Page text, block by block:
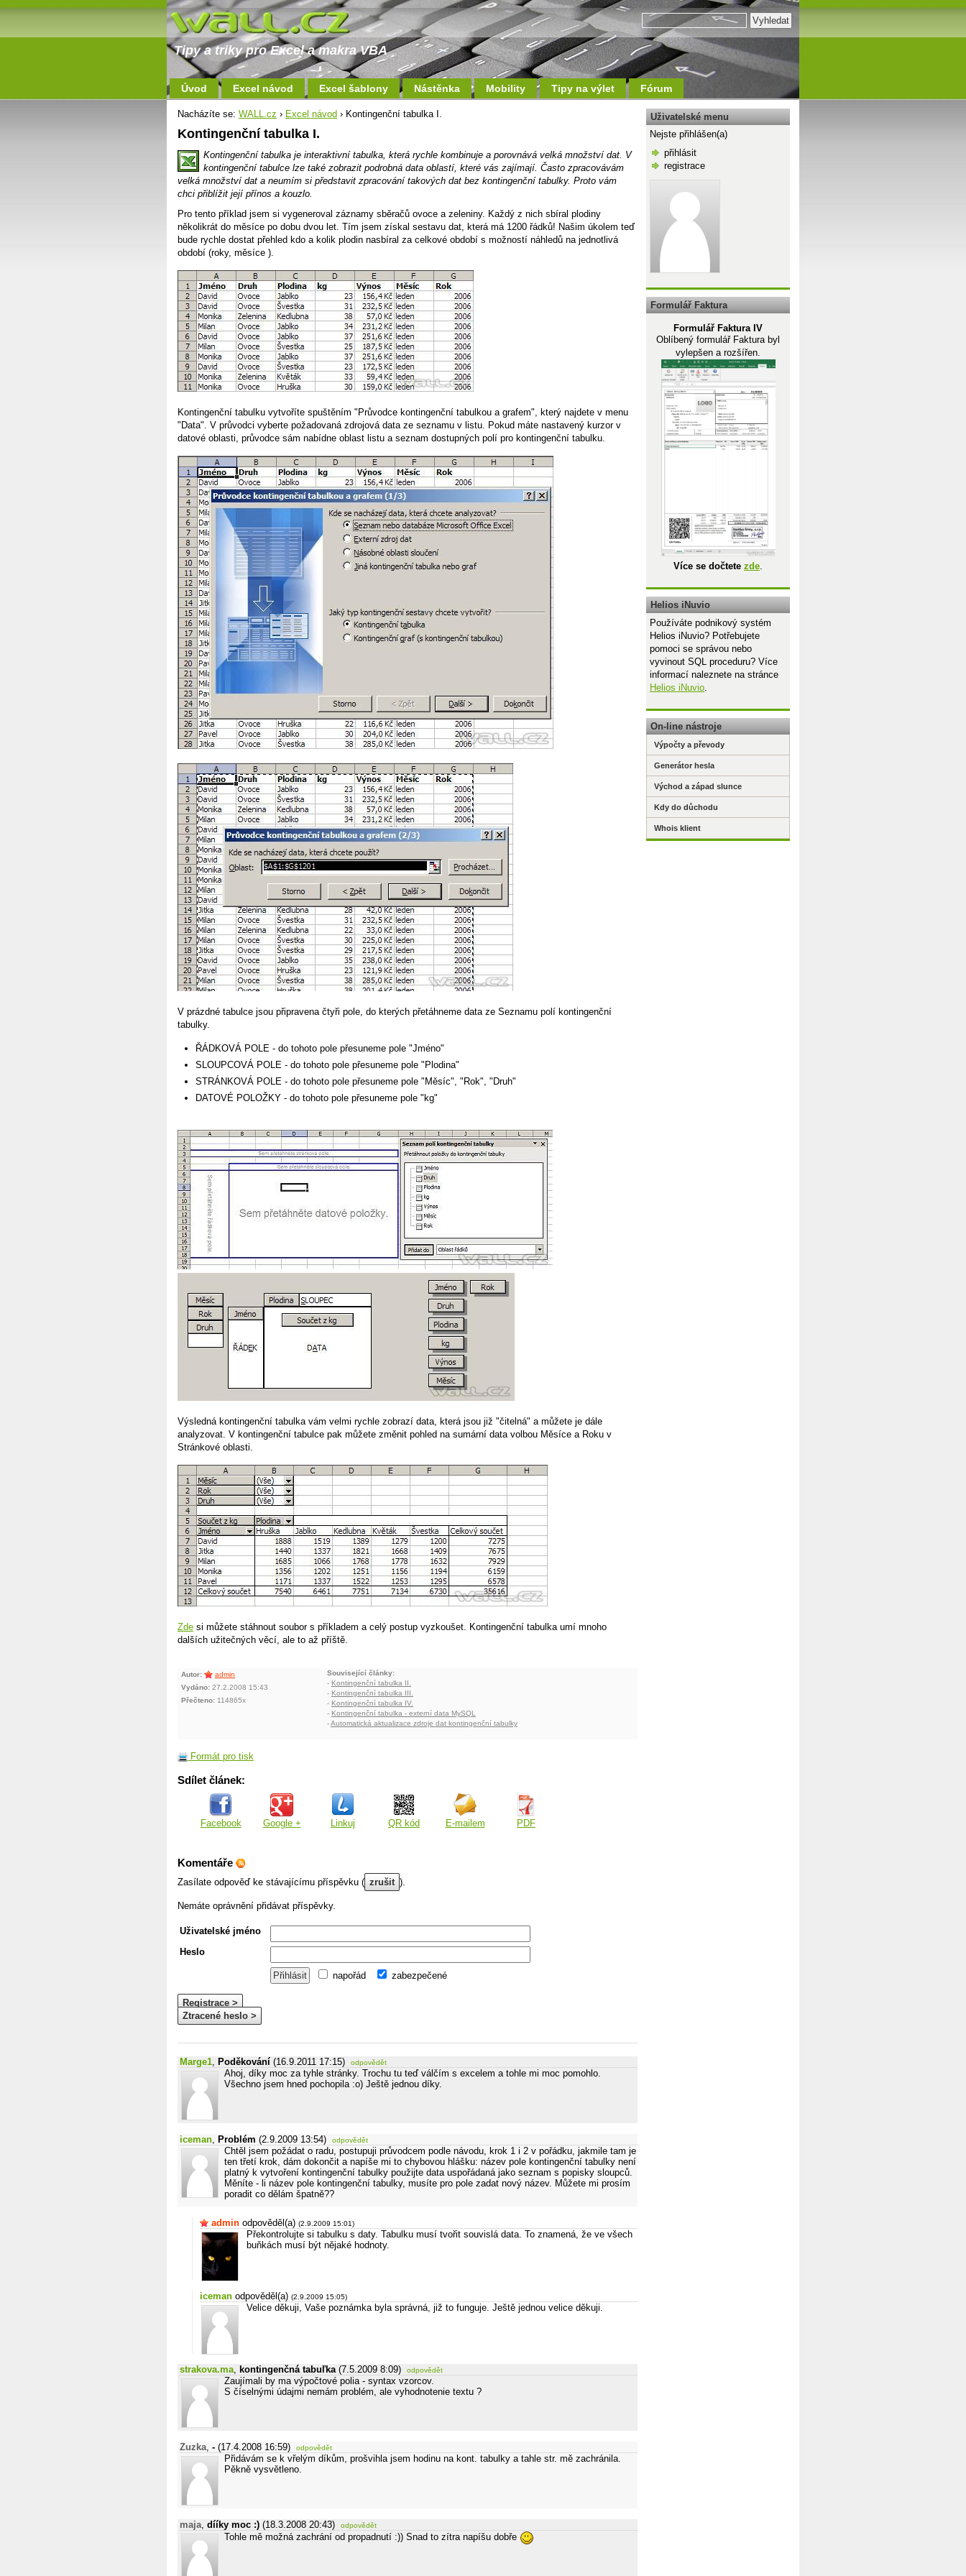
Tipy a triky pro Excel a makra VBA
Úvod Excel návod Excel šablony Nástěnka Mobility Tipy na výlet Fórum
Nacházíte se: WALL.cz › Excel návod › Kontingenční tabulka I.
Kontingenční tabulka I.
Kontingenční tabulka je interaktivní tabulka, která rychle kombinuje a porovnává velká množství dat. V
kontingenční tabulce lze také zobrazit podrobná data oblastí, které vás zajímají. Často zpracovávám
velká množství dat a neumím si představit zpracování takových dat bez kontingenční tabulky. Proto vám
chci přiblížit její přínos a kouzlo.
Pro tento příklad jsem si vygeneroval záznamy sběračů ovoce a zeleniny. Každý z nich sbíral plodiny
několikrát do měsíce po dobu dvou let. Tím jsem získal sestavu dat, která má 1200 řádků! Našim úkolem teď
bude rychle dostat přehled kdo a kolik plodin nasbíral za celkové období s možností náhledů na jednotlivá
období (roky, měsíce ).
Kontingenční tabulku vytvoříte spuštěním "Průvodce kontingenční tabulkou a grafem", který najdete v menu
"Data". V průvodci vyberte požadovaná zdrojová data ze seznamu v listu. Pokud máte nastavený kurzor v
datové oblasti, průvodce sám nabídne oblast listu a seznam dostupných polí pro kontingenční tabulku.
V prázdné tabulce jsou připravena čtyři pole, do kterých přetáhneme data ze Seznamu polí kontingenční
tabulky.
ŘÁDKOVÁ POLE - do tohoto pole přesuneme pole "Jméno"
SLOUPCOVÁ POLE - do tohoto pole přesuneme pole "Plodina"
STRÁNKOVÁ POLE - do tohoto pole přesuneme pole "Měsíc", "Rok", "Druh"
DATOVÉ POLOŽKY - do tohoto pole přesuneme pole "kg"
Výsledná kontingenční tabulka vám velmi rychle zobrazí data, která jsou již "čitelná" a můžete je dále
analyzovat. V kontingenční tabulce pak můžete změnit pohled na sumární data volbou Měsíce a Roku v
Stránkové oblasti.
Zde si můžete stáhnout soubor s příkladem a celý postup vyzkoušet. Kontingenční tabulka umí mnoho
dalších užitečných věcí, ale to až příště.
Autor:
admin
Vydáno: 27.2.2008 15:43
Přečteno: 114865x
Související články:
- Kontingenční tabulka II.
- Kontingenční tabulka III.
- Kontingenční tabulka IV.
- Kontingenční tabulka - externí data MySQL
-Automatická aktualizace zdroje dat kontingenční tabulky
Formát pro tisk
Sdílet článek:
Facebook Google + Linkuj QR kód E-mailem PDF
Komentáře
Zasílate odpověď ke stávajícímu příspěvku ( zrušit ).
Nemáte oprávnění přidávat příspěvky.
Uživatelské jméno
Heslo
napořád zabezpečené
Registrace >
Ztracené heslo >
Marge1, Poděkování (16.9.2011 17:15) odpovědět
Ahoj, díky moc za tyhle stránky. Trochu tu teď válčím s excelem a tohle mi moc pomohlo.
Všechno jsem hned pochopila :o) Ještě jednou díky.
iceman, Problém (2.9.2009 13:54) odpovědět
Chtěl jsem požádat o radu, postupuji průvodcem podle návodu, krok 1 i 2 v pořádku, jakmile tam je
ten třetí krok, dám dokončit a napíše mi to chybovou hlášku: název pole kontingenční tabulky není
platný k vytvoření kontingenční tabulky použijte data uspořádaná jako seznam s popisky sloupců.
Měníte - li název pole kontingenční tabulky, musíte pro pole zadat nový název. Můžete mi prosím
poradit co dělám špatně??
admin odpověděl(a) (2.9.2009 15:01)
Překontrolujte si tabulku s daty. Tabulku musí tvořit souvislá data. To znamená, že ve všech
buňkách musí být nějaké hodnoty.
iceman odpověděl(a) (2.9.2009 15:05)
Velice děkuji, Vaše poznámka byla správná, již to funguje. Ještě jednou velice děkuji.
strakova.ma, kontingenčná tabuľka (7.5.2009 8:09) odpovědět
Zaujímali by ma výpočtové polia - syntax vzorcov.
S číselnými údajmi nemám problém, ale vyhodnotenie textu ?
Zuzka, - (17.4.2008 16:59) odpovědět
Přidávám se k vřelým díkům, prošvihla jsem hodinu na kont. tabulky a tahle str. mě zachránila.
Pěkně vysvětleno.
maja, dííky moc :) (18.3.2008 20:43) odpovědět
Tohle mě možná zachrání od propadnutí :)) Snad to zítra napíšu dobře
Uživatelské menu
Nejste přihlášen(a)
přihlásit
registrace
Formulář Faktura
Formulář Faktura IV
Oblíbený formulář Faktura byl
vylepšen a rozšířen.
Více se dočtete zde.
Helios iNuvio
Používáte podnikový systém
Helios iNuvio? Potřebujete
pomoci se správou nebo
vyvinout SQL proceduru? Více
informací naleznete na stránce
Helios iNuvio.
On-line nástroje
Výpočty a převody
Generátor hesla
Východ a západ slunce
Kdy do důchodu
Whois klient